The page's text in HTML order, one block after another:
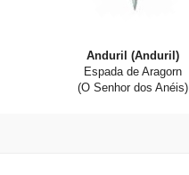
Anduril (Anduril)
Espada de Aragorn
(O Senhor dos Anéis)